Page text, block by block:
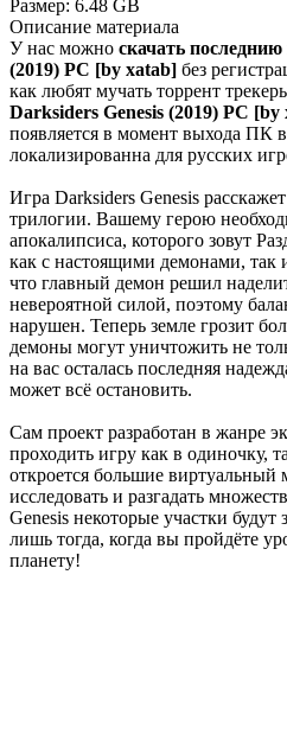
Размер: 6.48 GB
Описание материала
У нас можно скачать
(2019) PC [by xatab] без
как любят мучать торрент
Darksiders Genesis (2019) PC
появляется в момент выхода ПК
локализированна для русских
Игра Darksiders Genesis
трилогии. Вашему герою
апокалипсиса, которого зовут
как с настоящими демонами, так
что главный демон решил
невероятной силой, поэтому
нарушен. Теперь земле грозит
демоны могут уничтожить не
на вас осталась последняя
может всё остановить.
Сам проект разработан в жанре
проходить игру как в одиночку,
откроется большие виртуальный
исследовать и разгадать
Genesis некоторые участки
лишь тогда, когда вы пройдёте
планету!